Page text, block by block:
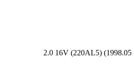
2.0 16V (220AL5) (1998.05